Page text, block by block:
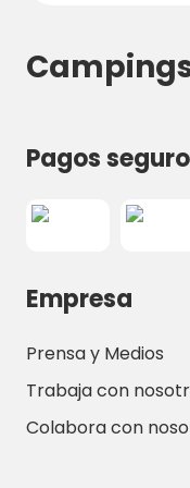
Pagos
Empresa
Prensa y Medios
Trabaja con
Colabora con